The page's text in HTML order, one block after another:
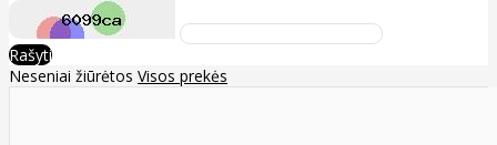
Rašyti
Neseniai žiūrėtos Visos prekės